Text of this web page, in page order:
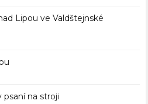
Lipou ve Valdštejnské
psaní na stroji